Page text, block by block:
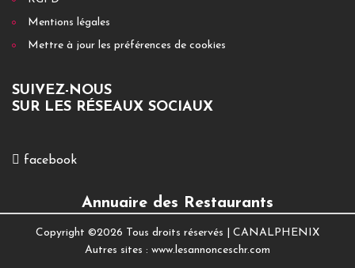
Mentions légales
Mettre à jour les préférences de cookies
SUIVEZ-NOUS
SUR LES RÉSEAUX SOCIAUX
facebook
Annuaire des Restaurants
Copyright ©2026 Tous droits réservés | CANALPHENIX
Autres sites : www.lesannonceschr.com